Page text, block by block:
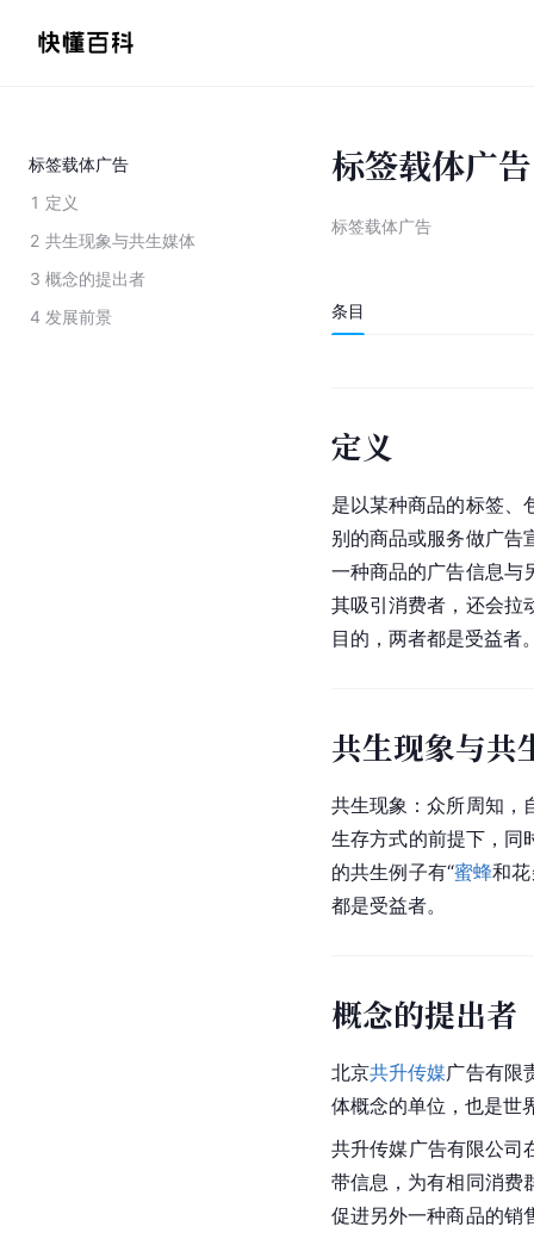
标签载体广告
1 定义
2 共生现象与共生媒体
3 概念的提出者
4 发展前景
标签载体广告
标签载体广告
条目
定义
是以某种商品的标签、
别的商品或服务做广告
一种商品的广告信息与
其吸引消费者，还会拉
目的，两者都是受益者
共生现象与共
共生现象：众所周知，
生存方式的前提下，同
的共生例子有“蜜蜂和
都是受益者。
概念的提出者
北京共升传媒广告有限
体概念的单位，也是世
共升传媒广告有限公司
带信息，为有相同消费
促进另外一种商品的销